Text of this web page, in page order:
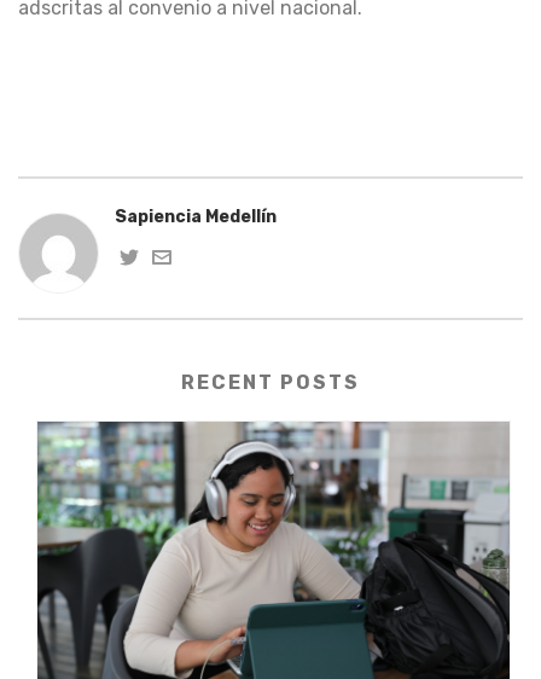
adscritas al convenio a nivel nacional.
Sapiencia Medellín
RECENT POSTS